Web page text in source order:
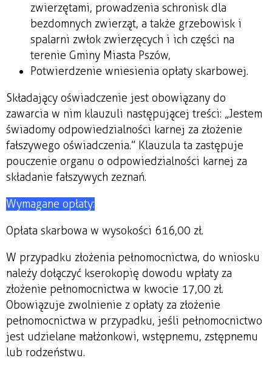
zwierzętami, prowadzenia schronisk dla
bezdomnych zwierząt, a także grzebowisk i
spalarni zwłok zwierzęcych i ich części na
terenie Gminy Miasta Pszów,
Potwierdzenie wniesienia opłaty skarbowej.
Składający oświadczenie jest obowiązany do
zawarcia w nim klauzuli następującej treści: „Jestem
świadomy odpowiedzialności karnej za złożenie
fałszywego oświadczenia.” Klauzula ta zastępuje
pouczenie organu o odpowiedzialności karnej za
składanie fałszywych zeznań.
Wymagane opłaty:
Opłata skarbowa w wysokości 616,00 zł.
W przypadku złożenia pełnomocnictwa, do wniosku
należy dołączyć kserokopię dowodu wpłaty za
złożenie pełnomocnictwa w kwocie 17,00 zł.
Obowiązuje zwolnienie z opłaty za złożenie
pełnomocnictwa w przypadku, jeśli pełnomocnictwo
jest udzielane małżonkowi, wstępnemu, zstępnemu
lub rodzeństwu.